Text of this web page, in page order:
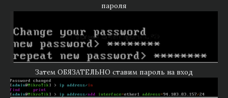
пароля
Затем ОБЯЗАТЕЛЬНО ставим пароль на вход